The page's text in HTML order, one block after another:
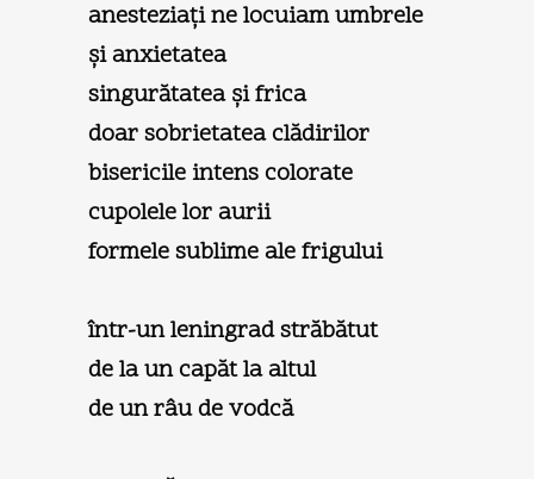
anesteziaţi ne locuiam umbrele
şi anxietatea
singurătatea şi frica
doar sobrietatea clădirilor
bisericile intens colorate
cupolele lor aurii
formele sublime ale frigului
într-un leningrad străbătut
de la un capăt la altul
de un râu de vodcă